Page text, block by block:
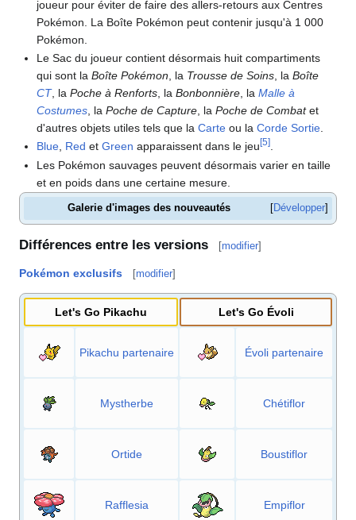
joueur pour éviter de faire des allers-retours aux Centres
Pokémon. La Boîte Pokémon peut contenir jusqu'à 1 000
Pokémon.
Le Sac du joueur contient désormais huit compartiments
qui sont laBoîte Pokémon , la Trousse de Soins , laBoîte
CT, laPoche à Renforts , laBonbonnière , laMalle à
Costumes , laPoche de Capture , laPoche de Combatet
d'autres objets utiles tels que laCarte ou laCorde Sortie
Blue, Red etGreen apparaissent dans le jeu[5].
Les Pokémon sauvages peuvent désormais varier en taille
et en poids dans une certaine mesure.
Développer
Galerie d'images des nouveautés
Différences entre les versions [modifier]
Pokémon exclusifs [modifier]
Let's Go Pikachu Let's Go Évoli
Pikachu partenaire Évoli partenaire
Mystherbe Chétiflor
Ortide Boustiflor
Rafflesia Empiflor